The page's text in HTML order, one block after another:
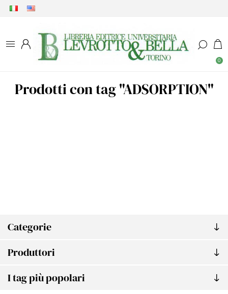
0
Categorie
Produttori
I tag più popolari
Prodotti con tag "ADSORPTION"